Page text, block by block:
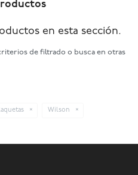
en esta sección.
de filtrado o busca en otras
Wilson